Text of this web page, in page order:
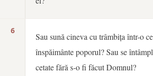
6
Sau sună cineva cu trâmbița într-o
înspăimânte poporul? Sau se
cetate fără s-o fi făcut Domnul?